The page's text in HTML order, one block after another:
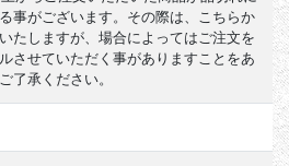
事がございます。その際は、こちらか
たしますが、場合によってはご注文を
させていただく事がありますことをあ
了承ください。